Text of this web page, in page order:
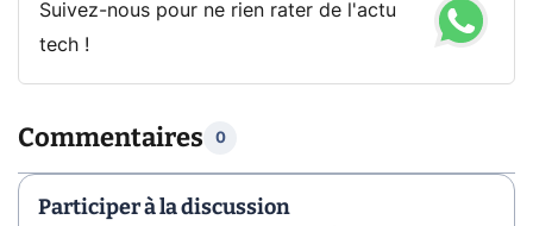
Suivez-nous pour ne rien rater de l'actu
tech !
Commentaires 0
Participer à la discussion